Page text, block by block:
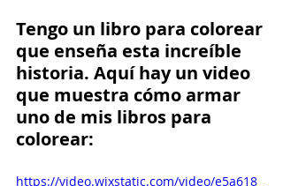
Tengo un libro para colorear
que enseña esta increíble
historia. Aquí hay un video
que muestra cómo armar
uno de mis libros para
colorear:
https://video.wixstatic.com/video/e5a618_